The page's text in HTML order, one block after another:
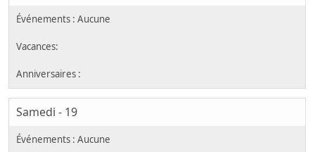
Samedi - 19